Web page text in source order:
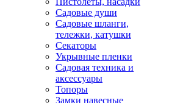
Садовые души
Садовые шланги,
тележки, катушки
Секаторы
Укрывные пленки
Садовая техника и
аксессуары
Топоры
Замки навесные